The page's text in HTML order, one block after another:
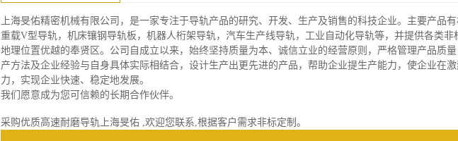
上海旻佑精密机械有限公司，是一家专注于导轨产品的研究、开发、生产及销售的科技企业。主要产品
重载V型导轨，机床镶钢导轨板，机器人桁架导轨，汽车生产线导轨，工业自动化导轨等，并提供各类
地理位置优越的奉贤区。公司自成立以来，始终坚持质量为本、诚信立业的经营原则，严格管理产品质
产方法及企业经验与自身具体实际相结合，设计生产出更先进的产品，帮助企业提生产能力，使企业在
力，实现企业快速、稳定地发展。
我们愿意成为您可信赖的长期合作伙伴。
采购优质高速耐磨导轨上海旻佑 ,欢迎您联系,根据客户需求非标定制。